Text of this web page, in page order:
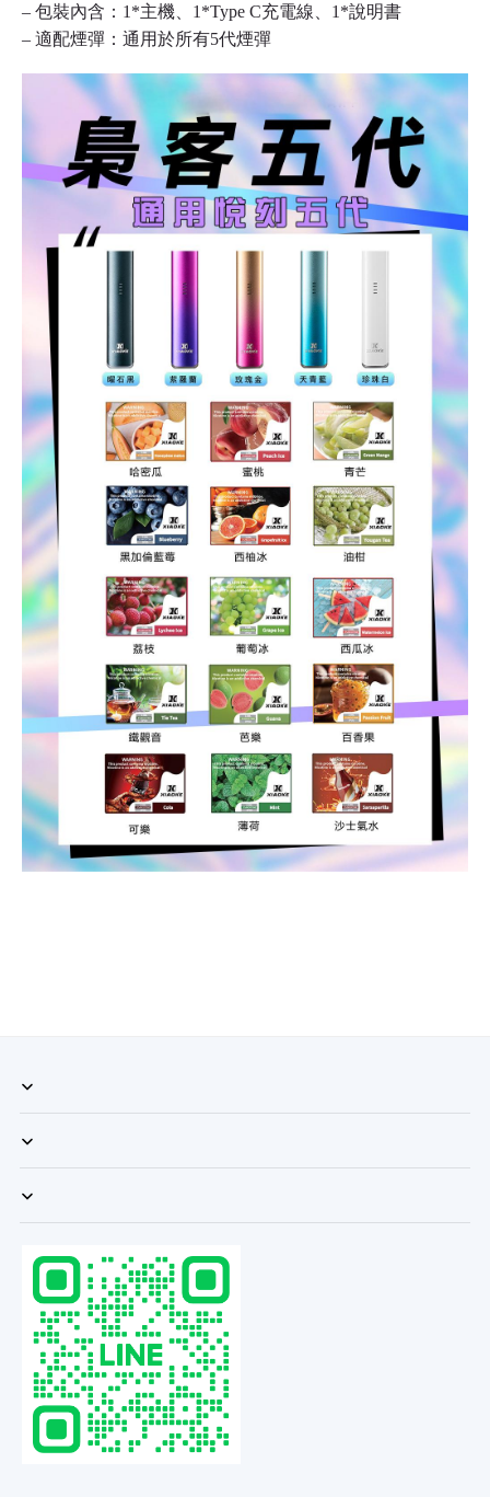
– 包裝內含：1*主機、1*Type C充電線、1*說明書
– 適配煙彈：通用於所有5代煙彈